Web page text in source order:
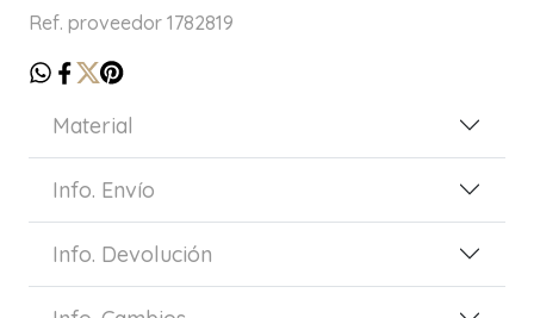
Ref. proveedor 1782819
Material
Info. Envío
Info. Devolución